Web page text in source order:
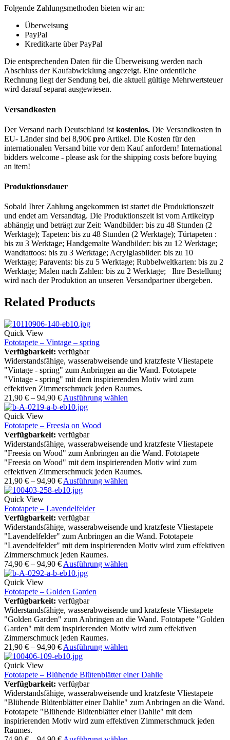
Folgende Zahlungsmethoden bieten wir an:
Überweisung
PayPal
Kreditkarte über PayPal
Die entsprechenden Daten für die Überweisung werden nach
Abschluss der Kaufabwicklung angezeigt. Eine ordentliche
Rechnung liegt der Sendung bei, die aktuell gültige Mehrwertsteuer
wird darauf separat ausgewiesen.
Versandkosten
Der Versand nach Deutschland ist kostenlos. Die Versandkosten in
EU- Länder sind bei 8,90€ pro Artikel. Die Kosten für den
internationalen Versand bitte vor dem Kauf anfordern! International
bidders welcome - please ask for the shipping costs before buying
an item!
Produktionsdauer
Sobald Ihrer Zahlung angekommen ist startet die Produktionszeit
und endet am Versandtag. Die Produktionszeit ist vom Artikeltyp
abhängig und beträgt zur Zeit: Wandbilder: bis zu 48 Stunden (2
Werktage); Tapeten: bis zu 48 Stunden (2 Werktage); Türtapeten :
bis zu 3 Werktage; Handgemalte Wandbilder: bis zu 12 Werktage;
Wandtattoos: bis zu 3 Werktage; Acrylglasbilder: bis zu 10
Werktage; Paravents: bis zu 5 Werktage; Rubbelweltkarten: bis zu 2
Werktage; Malen nach Zahlen: bis zu 2 Werktage; Ihre Bestellung
wird nach der Produktion an unseren Versandpartner übergeben.
Related Products
Quick View
Fototapete – Vintage – spring
Verfügbarkeit: verfügbar
Widerstandsfähige, wasserabweisende und kratzfeste Vliestapete
"Vintage - spring" zum Anbringen an die Wand. Fototapete
"Vintage - spring" mit dem inspirierenden Motiv wird zum
effektiven Zimmerschmuck jeden Raumes.
21,90 € – 94,90 € Ausführung wählen
Quick View
Fototapete – Freesia on Wood
Verfügbarkeit: verfügbar
Widerstandsfähige, wasserabweisende und kratzfeste Vliestapete
"Freesia on Wood" zum Anbringen an die Wand. Fototapete
"Freesia on Wood" mit dem inspirierenden Motiv wird zum
effektiven Zimmerschmuck jeden Raumes.
21,90 € – 94,90 € Ausführung wählen
Quick View
Fototapete – Lavendelfelder
Verfügbarkeit: verfügbar
Widerstandsfähige, wasserabweisende und kratzfeste Vliestapete
"Lavendelfelder" zum Anbringen an die Wand. Fototapete
"Lavendelfelder" mit dem inspirierenden Motiv wird zum effektiven
Zimmerschmuck jeden Raumes.
74,90 € – 94,90 € Ausführung wählen
Quick View
Fototapete – Golden Garden
Verfügbarkeit: verfügbar
Widerstandsfähige, wasserabweisende und kratzfeste Vliestapete
"Golden Garden" zum Anbringen an die Wand. Fototapete "Golden
Garden" mit dem inspirierenden Motiv wird zum effektiven
Zimmerschmuck jeden Raumes.
21,90 € – 94,90 € Ausführung wählen
Quick View
Fototapete – Blühende Blütenblätter einer Dahlie
Verfügbarkeit: verfügbar
Widerstandsfähige, wasserabweisende und kratzfeste Vliestapete
"Blühende Blütenblätter einer Dahlie" zum Anbringen an die Wand.
Fototapete "Blühende Blütenblätter einer Dahlie" mit dem
inspirierenden Motiv wird zum effektiven Zimmerschmuck jeden
Raumes.